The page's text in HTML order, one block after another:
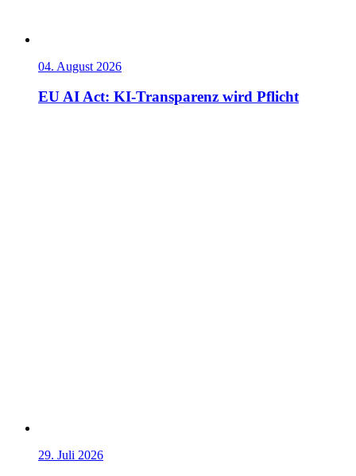
04. August 2026
EU AI Act: KI-Transparenz wird Pflicht
29. Juli 2026